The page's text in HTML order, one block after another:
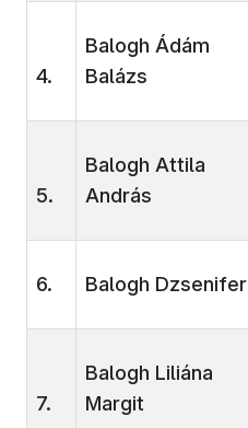
4.
Balogh Ádám
Balázs
5.
Balogh Attila
András
6. Balogh Dzsenifer
7.
Balogh Liliána
Margit